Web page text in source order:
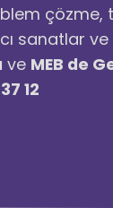
çözme,
sanatlar
ve MEB de
12